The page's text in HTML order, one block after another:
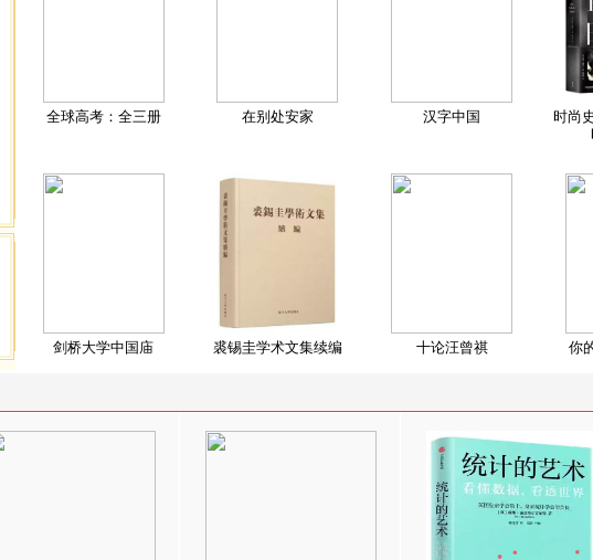
全球高考：全三册 在别处安家 汉字中国
时尚
剑桥大学中国庙 裘锡圭学术文集续编 十论汪曾祺 你